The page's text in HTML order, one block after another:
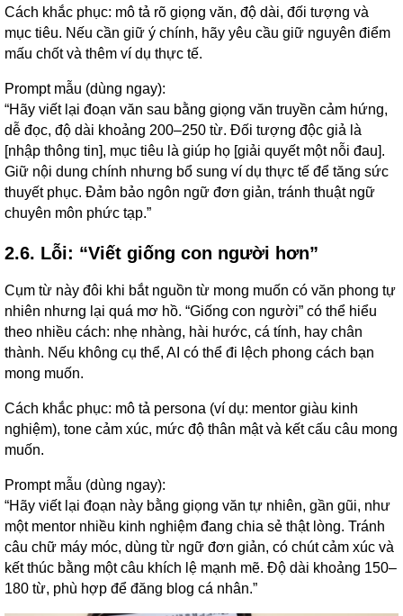
Cách khắc phục: mô tả rõ giọng văn, độ dài, đối tượng và
mục tiêu. Nếu cần giữ ý chính, hãy yêu cầu giữ nguyên điểm
mấu chốt và thêm ví dụ thực tế.
Prompt mẫu (dùng ngay):
“Hãy viết lại đoạn văn sau bằng giọng văn truyền cảm hứng,
dễ đọc, độ dài khoảng 200–250 từ. Đối tượng độc giả là
[nhập thông tin], mục tiêu là giúp họ [giải quyết một nỗi đau].
Giữ nội dung chính nhưng bổ sung ví dụ thực tế để tăng sức
thuyết phục. Đảm bảo ngôn ngữ đơn giản, tránh thuật ngữ
chuyên môn phức tạp.”
2.6. Lỗi: “Viết giống con người hơn”
Cụm từ này đôi khi bắt nguồn từ mong muốn có văn phong tự
nhiên nhưng lại quá mơ hồ. “Giống con người” có thể hiểu
theo nhiều cách: nhẹ nhàng, hài hước, cá tính, hay chân
thành. Nếu không cụ thể, AI có thể đi lệch phong cách bạn
mong muốn.
Cách khắc phục: mô tả persona (ví dụ: mentor giàu kinh
nghiệm), tone cảm xúc, mức độ thân mật và kết cấu câu mong
muốn.
Prompt mẫu (dùng ngay):
“Hãy viết lại đoạn này bằng giọng văn tự nhiên, gần gũi, như
một mentor nhiều kinh nghiệm đang chia sẻ thật lòng. Tránh
câu chữ máy móc, dùng từ ngữ đơn giản, có chút cảm xúc và
kết thúc bằng một câu khích lệ mạnh mẽ. Độ dài khoảng 150–
180 từ, phù hợp để đăng blog cá nhân.”